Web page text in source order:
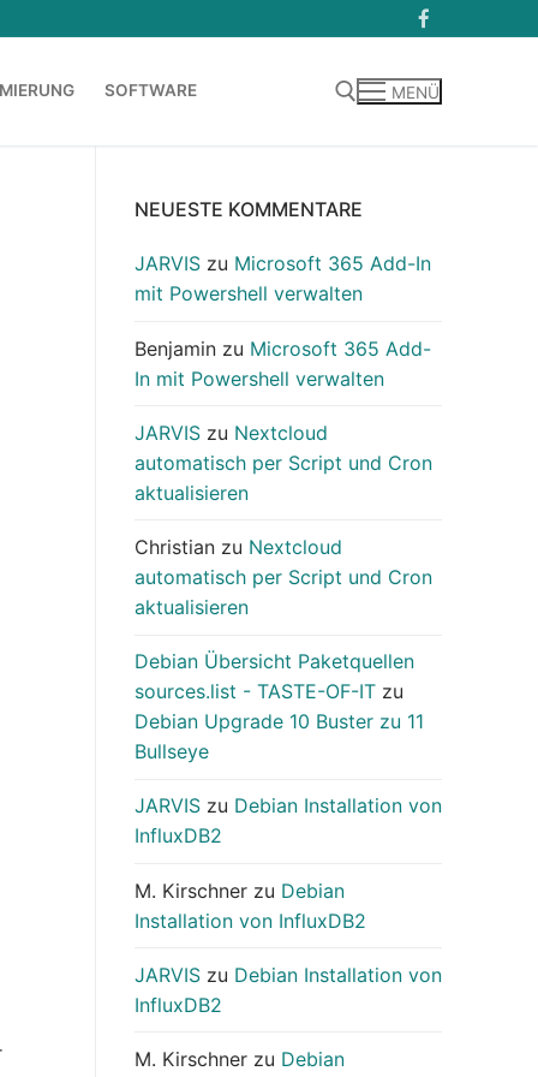
SOFTWARE MENÜ
NEUESTE KOMMENTARE
JARVIS zu Microsoft 365 Add-In
mit Powershell verwalten
Benjamin zu Microsoft 365 Add-
In mit Powershell verwalten
JARVIS zu Nextcloud
automatisch per Script und Cron
aktualisieren
Christian zu Nextcloud
automatisch per Script und Cron
aktualisieren
Debian Übersicht Paketquellen
sources.list - TASTE-OF-IT zu
Debian Upgrade 10 Buster zu 11
Bullseye
JARVIS zu Debian Installation von
InfluxDB2
M. Kirschner zu Debian
Installation von InfluxDB2
JARVIS zu Debian Installation von
InfluxDB2
M. Kirschner zu Debian